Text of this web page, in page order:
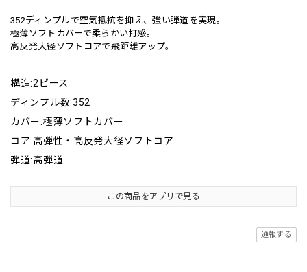
352ディンプルで空気抵抗を抑え、強い弾道を実現。
極薄ソフトカバーで柔らかい打感。
高反発大径ソフトコアで飛距離アップ。
構造:2ピース
ディンプル数:352
カバー:極薄ソフトカバー
コア:高弾性・高反発大径ソフトコア
弾道:高弾道
この商品をアプリで見る
通報する